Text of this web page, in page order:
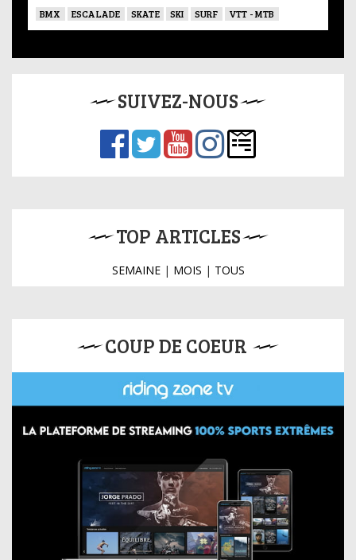
BMX ESCALADE SKATE SKI SURF VTT - MTB
SUIVEZ-NOUS
TOP ARTICLES
SEMAINE| MOIS | TOUS
COUP DE COEUR